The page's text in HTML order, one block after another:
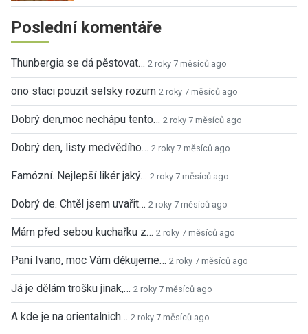
Poslední komentáře
Thunbergia se dá pěstovat… 2 roky 7 měsíců ago
ono staci pouzit selsky rozum 2 roky 7 měsíců ago
Dobrý den,moc nechápu tento… 2 roky 7 měsíců ago
Dobrý den, listy medvědího… 2 roky 7 měsíců ago
Famózní. Nejlepší likér jaký… 2 roky 7 měsíců ago
Dobrý de. Chtěl jsem uvařit… 2 roky 7 měsíců ago
Mám před sebou kuchařku z… 2 roky 7 měsíců ago
Paní Ivano, moc Vám děkujeme… 2 roky 7 měsíců ago
Já je dělám trošku jinak,… 2 roky 7 měsíců ago
A kde je na orientalnich… 2 roky 7 měsíců ago